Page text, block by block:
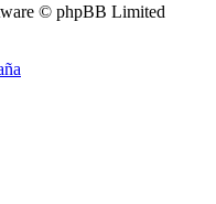
© phpBB Limited